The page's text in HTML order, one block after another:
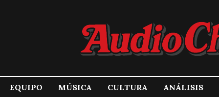
EQUIPO MÚSICA CULTURA ANÁLISIS